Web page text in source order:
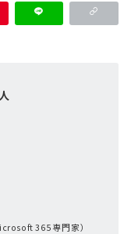
365 専門家）